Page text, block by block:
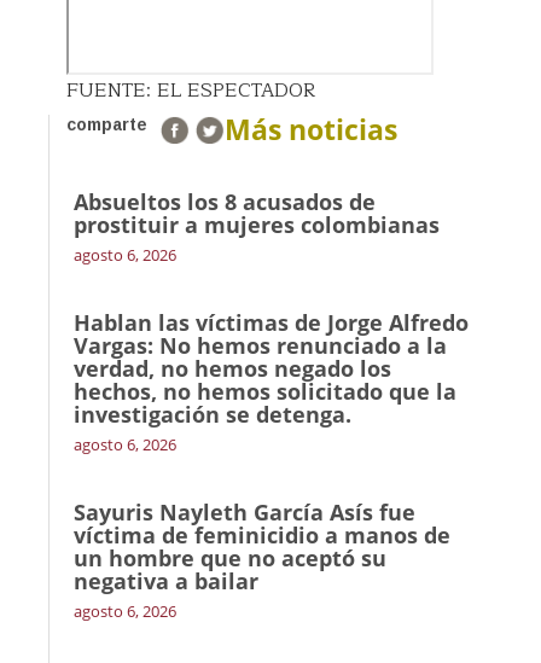
FUENTE: EL ESPECTADOR
comparte Más noticias
Absueltos los 8 acusados de
prostituir a mujeres colombianas
agosto 6, 2026
Hablan las víctimas de Jorge Alfredo
Vargas: No hemos renunciado a la
verdad, no hemos negado los
hechos, no hemos solicitado que la
investigación se detenga.
agosto 6, 2026
Sayuris Nayleth García Asís fue
víctima de feminicidio a manos de
un hombre que no aceptó su
negativa a bailar
agosto 6, 2026